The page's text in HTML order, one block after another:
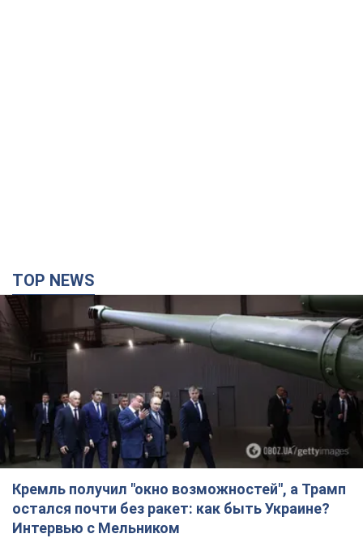
TOP NEWS
Кремль получил "окно возможностей", а Трамп
остался почти без ракет: как быть Украине?
Интервью с Мельником